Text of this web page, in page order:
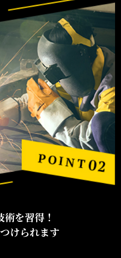
を習得！
けられます